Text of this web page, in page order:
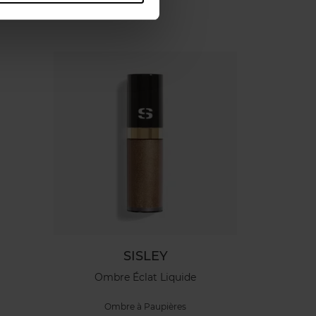
SISLEY
Ombre Éclat Liquide
Ombre à Paupières